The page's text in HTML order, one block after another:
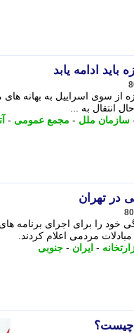
ادامه یابد
سوی اسراییل به بهانه
اﻧﺘﻘﺎل ﺑﻪ ...
سازمان ملل - مجمع عمومی -
در تهران
خود را برای اجرای
مردمی اعلام کردند.
- ایران - جنوبی
چیست؟